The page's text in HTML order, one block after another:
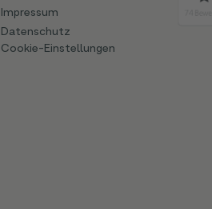
Impressum
Datenschutz
Cookie-Einstellungen